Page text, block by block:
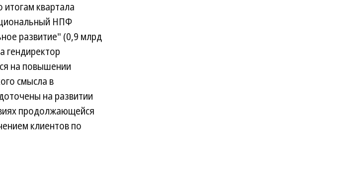
квартала
НПФ
развитие" (0,9 млрд
гендиректор
на повышении
смысла в
на развитии
продолжающейся
клиентов по